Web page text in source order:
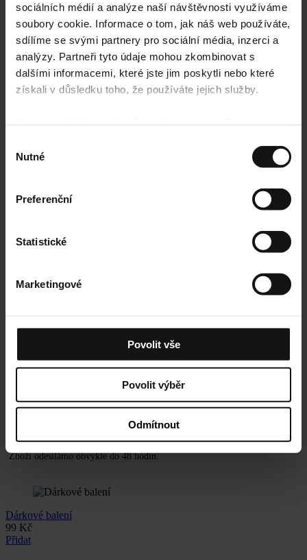
sociálních médií a analýze naší návštěvnosti využíváme
soubory cookie. Informace o tom, jak náš web používáte,
sdílíme se svými partnery pro sociální média, inzerci a
analýzy. Partneři tyto údaje mohou zkombinovat s
dalšími informacemi, které jste jim poskytli nebo které
získali v důsledku toho, že používáte jejich služby.
souhlasu
Nutné
Preferenční
Statistické
Marketingové
Povolit vše
Povolit výběr
Odmítnout
Bezpečná platba
Zboží můžete bez starostí vrátit do 14 dnů.
Zboží odesílámo obvykle do 48 hodin.
Dárkové balení
99 Kč
Přidat